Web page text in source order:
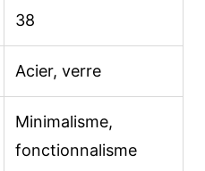
38
Acier, verre
Minimalisme,
fonctionnalisme